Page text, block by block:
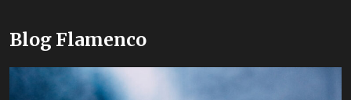
Blog Flamenco